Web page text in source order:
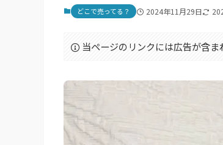
どこで売ってる？ 2024年11月29日
当ページのリンクには広告が含ま